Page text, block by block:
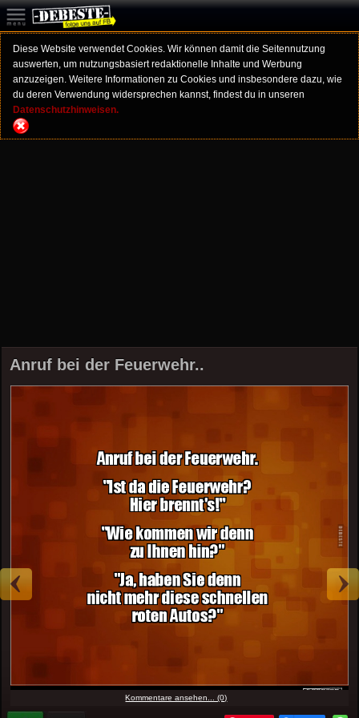
Diese Website verwendet Cookies. Wir können damit die Seitennutzung
auswerten, um nutzungsbasiert redaktionelle Inhalte und Werbung
anzuzeigen. Weitere Informationen zu Cookies und insbesondere dazu, wie
du deren Verwendung widersprechen kannst, findest du in unseren
Datenschutzhinweisen.
Anruf bei der Feuerwehr..
Kommentare ansehen... (0)